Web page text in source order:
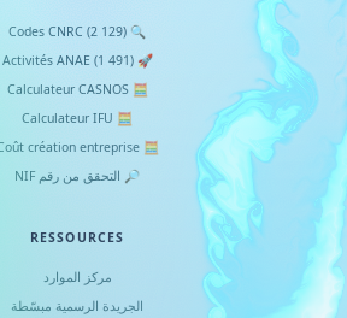
🔍 Codes CNRC (2 129)
🚀 Activités ANAE (1 491)
🧮 Calculateur CASNOS
🧮 Calculateur IFU
🧮 Coût création entreprise
🔎 التحقق من رقم NIF
RESSOURCES
مركز الموارد
الجريدة الرسمية مبسّطة